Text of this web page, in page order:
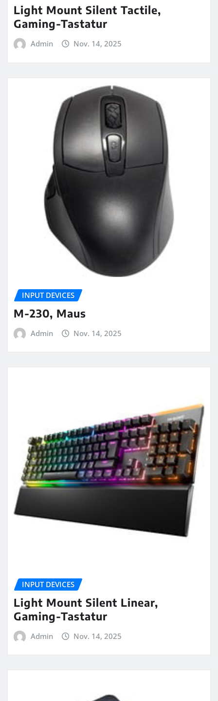
Light Mount Silent Tactile,
Gaming-Tastatur
Admin Nov. 14, 2025
INPUT DEVICES
M-230, Maus
Admin Nov. 14, 2025
INPUT DEVICES
Light Mount Silent Linear,
Gaming-Tastatur
Admin Nov. 14, 2025